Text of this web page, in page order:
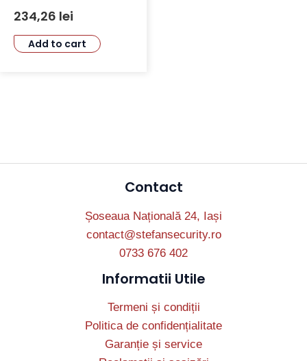
234,26 lei
Add to cart
Contact
Șoseaua Națională 24, Iași
contact@stefansecurity.ro
0733 676 402
Informatii Utile
Termeni și condiții
Politica de confidențialitate
Garanție și service